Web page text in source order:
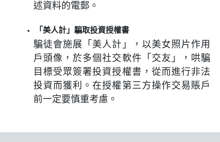
述資料的電郵。
「美人計」騙取投資授權書
騙徒會施展「美人計」，以美女照片作用
戶頭像，於多個社交軟件「交友」，哄騙
目標受眾簽署投資授權書，從而進行非法
投資而獲利。在授權第三方操作交易賬戶
前一定要慎重考慮。